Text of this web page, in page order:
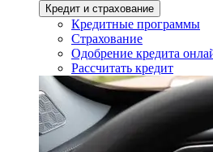
Кредит и страхование
Кредитные программы
Страхование
Одобрение кредита
Рассчитать кредит